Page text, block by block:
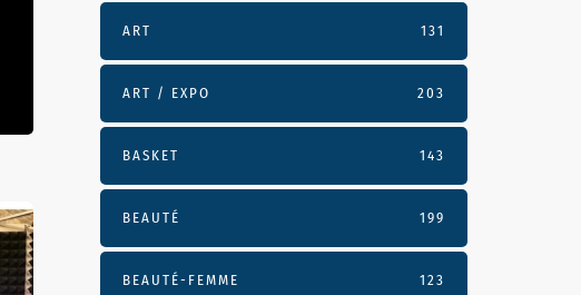
ART 131
ART / EXPO 203
BASKET 143
BEAUTÉ 199
BEAUTÉ-FEMME 123